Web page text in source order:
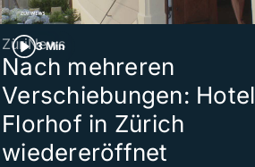
3 Min
ZüriNews
Nach mehreren
Verschiebungen: Hotel
Florhof in Zürich
wiedereröffnet